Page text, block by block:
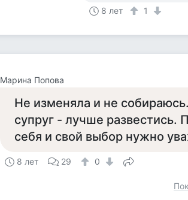
8 лет 1
Марина Попова
Не изменяла и не
супруг - лучше развестись.
себя и свой выбор нужно
8 лет 29 0